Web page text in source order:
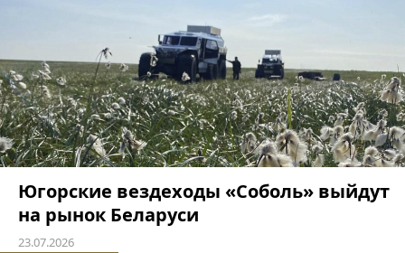
Югорские вездеходы «Соболь» выйдут
на рынок Беларуси
23.07.2026